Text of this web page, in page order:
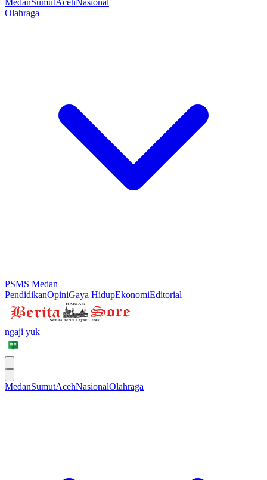
MedanSumutAcehNasional
Olahraga
PSMS Medan
PendidikanOpiniGaya HidupEkonomiEditorial
ngaji yuk
MedanSumutAcehNasionalOlahraga